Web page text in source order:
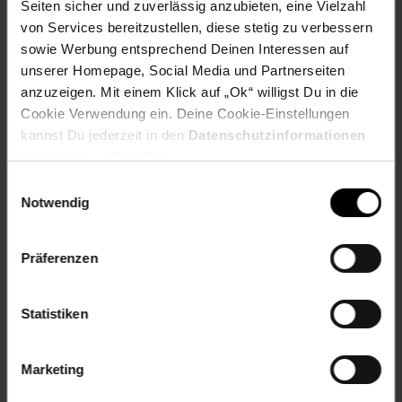
Seiten sicher und zuverlässig anzubieten, eine Vielzahl
von Services bereitzustellen, diese stetig zu verbessern
sowie Werbung entsprechend Deinen Interessen auf
unserer Homepage, Social Media und Partnerseiten
anzuzeigen. Mit einem Klick auf „Ok“ willigst Du in die
Cookie Verwendung ein. Deine Cookie-Einstellungen
kannst Du jederzeit in den Datenschutzinformationen
Notwendig
Präferenzen
Statistiken
Marketing
Grundpreispflicht: nein
produkttyp: Couchtisch
Gewählte Variante:
Farbe: schwarz/schwarz
Artikel gehört zur Kategorie: